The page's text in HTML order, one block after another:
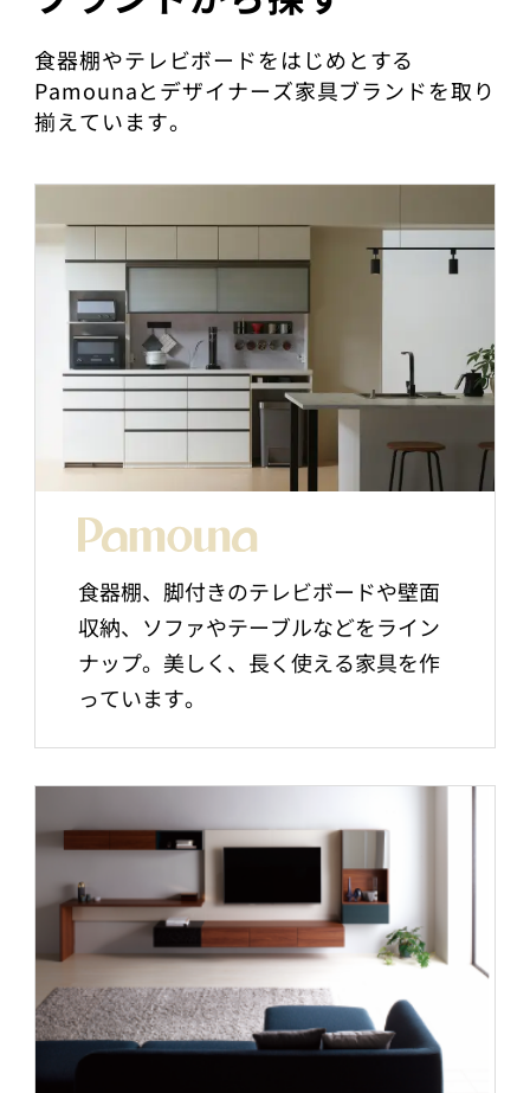
食器棚やテレビボードをはじめとする
Pamounaとデザイナーズ家具ブランドを取り
揃えています。
食器棚、脚付きのテレビボードや壁面
収納、ソファやテーブルなどをライン
ナップ。美しく、長く使える家具を作
っています。